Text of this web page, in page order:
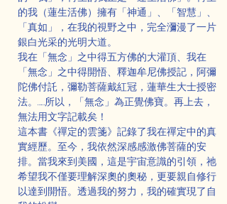
的我（蓮生活佛）擁有「神通」、「智慧」、
「真如」，在我的視野之中，完全瀰漫了一片
銀白光采的光明大道。
我在「無念」之中得五方佛的大灌頂、我在
「無念」之中得開悟、釋迦牟尼佛授記，阿彌
陀佛付託，彌勒菩薩戴紅冠，蓮華生大士授密
法。……所以，「無念」為正覺佛寶。再上去，
無法用文字記載矣！
這本書《禪定的雲箋》記錄了我在禪定中的真
實經歷。至今，我依然深感感激佛菩薩的安
排。當我來到美國，這是宇宙意識的引領，祂
希望我不僅要理解深奧的奧秘，更要親自修行
以達到開悟。透過我的努力，我的確實現了自